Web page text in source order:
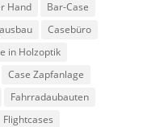
Hand
Bar-Case
Casebüro
in Holzoptik
Case Zapfanlage
Fahrradaubauten
Flightcases